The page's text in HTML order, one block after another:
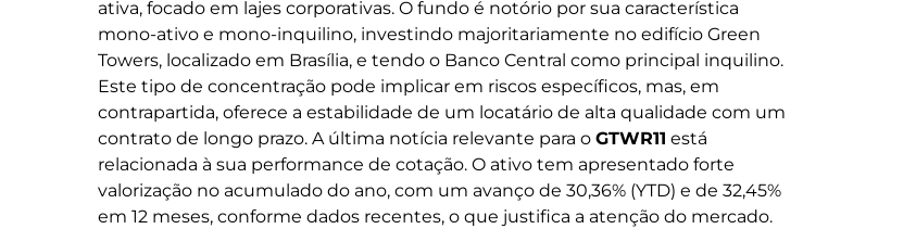
ativa, focado em lajes corporativas. O fundo é notório por sua característica
mono-ativo e mono-inquilino, investindo majoritariamente no edifício Green
Towers, localizado em Brasília, e tendo o Banco Central como principal inquilino.
Este tipo de concentração pode implicar em riscos específicos, mas, em
contrapartida, oferece a estabilidade de um locatário de alta qualidade com um
contrato de longo prazo. A última notícia relevante para o GTWR11 está
relacionada à sua performance de cotação. O ativo tem apresentado forte
valorização no acumulado do ano, com um avanço de 30,36% (YTD) e de 32,45%
em 12 meses, conforme dados recentes, o que justifica a atenção do mercado.